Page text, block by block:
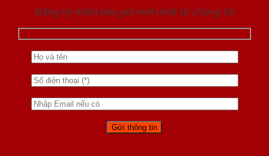
Đăng ký nhận báo giá mới nhất từ chúng tôi